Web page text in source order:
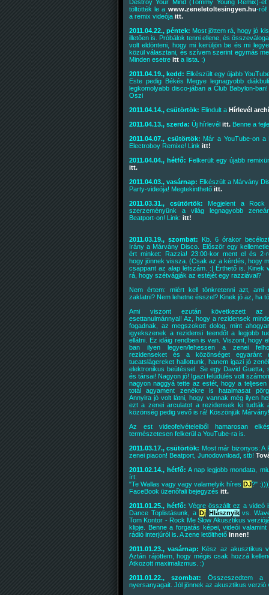
Destroy Your Mind (Tommy Young Remix)-
töltötték le a www.zeneletoltesingyen.hu-
a remix videója itt.
2011.04.22., péntek: Most jöttem rá, hogy jó
illetően is. Próbálok tenni ellene, és
volt eldönteni, hogy mi kerüljön be és mi
közül választani, és szívem szerint egymás
Minden esetre itt a lista. :)
2011.04.19., kedd: Elkészült egy újabb
Este pedig Békés Megye legnagyobb
legkomolyabb disco-jában a Club Babylon-
Oszi
2011.04.14., csütörtök: Elindult a Hírlevél
2011.04.13., szerda: Új hírlevél itt. Benne a
2011.04.07., csütörtök: Már a YouTube-on
Electroboy Remixe! Link itt!
2011.04.04., hétfő: Felkerült egy újabb
itt.
2011.04.03., vasárnap: Elkészült a Márvány
Party-videója! Megtekinthető itt.
2011.03.31., csütörtök: Megjelent a
szerzeményünk a világ legnagyobb
Beatport-on! Link: itt!
2011.03.19., szombat: Kb. 6 órakor
Irány a Márvány Disco. Először egy
ért minket: Razzia! 23:00-kor ment el és 2-
hogy jönnek vissza. (Csak az a kérdés, hogy
csappant az alap létszám. :| Érthető is. Kinek
rá, hogy szétvágják az estéjét egy razziával?
Nem értem: miért kell tönkretenni azt, ami
zaklatni? Nem lehetne ésszel? Kinek jó az, ha
Ami viszont ezután következett
esettanulmánnyal! Az, hogy a rezidensek
fogadnak, az megszokott dolog, mint
igyekszenek a rezidensi teendőt a legjobb
ellátni. Ez idáig rendben is van. Viszont, hogy
ban ilyen legyen/lehessen a zenei
rezidenseket és a közönséget egyaránt
tucatslágereket hallottunk, hanem igazi jó
elektronikus beütéssel. Se egy David Guetta,
és társai! Nagyon jó! Igazi felüdülés volt
nagyon naggyá tette az estét, hogy a teljesen
totál agyament zenékre is hatalmasat
Annyira jó volt látni, hogy vannak még ilyen
ezt a zenei arculatot a rezidensek ki tudták
közönség pedig vevő is rá! Köszönjük Márvány!
Az est videofelvételeiből hamarosan
természetesen felkerül a YouTube-ra is.
2011.03.17., csütörtök: Most már bizonyos: A
zenei piacon! Beatport, Junodownload, stb!
2011.02.14., hétfő: A nap legjobb mondata,
írt:
"Te Wallas vagy vagy valamelyik híres DJ?"
FaceBook üzenőfali bejegyzés itt.
2011.01.25., hétfő: Végre összállt ez a videó
Dance Toplistásunk, a Dj Hlásznyikvs.
Tom Kontor - Rock Me Slow Akusztikus
klipje. Benne a forgatás képei, videói
rádió interjúról is. A zene letölthető innen!
2011.01.23., vasárnap: Kész az akusztikus
Aztán rájöttem, hogy mégis csak hozzá
Átkozott maximalizmus. :)
2011.01.22., szombat: Összeszedtem a
nyersanyagait. Jól jönnek az akusztikus verzió